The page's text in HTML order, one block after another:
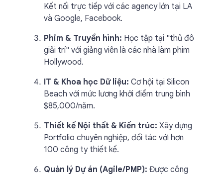
Kết nối trực tiếp với các agency lớn tại LA
và Google, Facebook.
Phim & Truyền hình: Học tập tại "thủ đô
giải trí" với giảng viên là các nhà làm phim
Hollywood.
IT & Khoa học Dữ liệu: Cơ hội tại Silicon
Beach với mức lương khởi điểm trung bình
$85,000/năm.
Thiết kế Nội thất & Kiến trúc: Xây dựng
Portfolio chuyên nghiệp, đối tác với hơn
100 công ty thiết kế.
Quản lý Dự án (Agile/PMP): Được công